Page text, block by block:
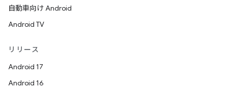
自動車向け Android
Android TV
リリース
Android 17
Android 16